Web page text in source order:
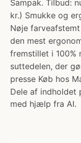
Sampak. Tilbud:
kr.) Smukke og
Nøje
den mest
fremstillet i 100%
suttedelen, der
presse Køb hos
Dele af indholdet
med hjælp fra AI.